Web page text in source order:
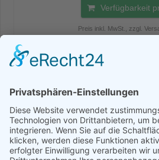
Verfügbarkeit
Preis inkl. MwSt., zzgl.